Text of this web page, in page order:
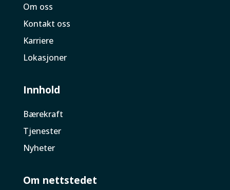
Om oss
Kontakt oss
Karriere
Lokasjoner
Innhold
Bærekraft
Tjenester
Nyheter
Om nettstedet